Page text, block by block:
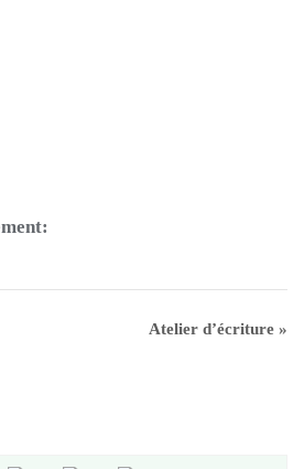
Atelier d’écriture »